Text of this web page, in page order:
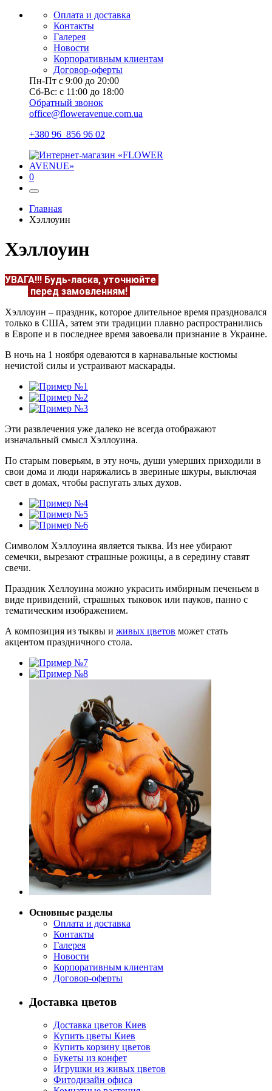
Оплата и доставка
Контакты
Галерея
Новости
Корпоративным клиентам
Договор-оферты
Пн-Пт с 9:00 до 20:00
Сб-Вс: с 11:00 до 18:00
Обратный звонок
office@floweravenue.com.ua
+380 96 856 96 02
0
Главная
Хэллоуин
Хэллоуин
УВАГА!!! Будь-ласка, уточнюйте
перед замовленням!
Хэллоуин – праздник, которое длительное время праздновался
только в США, затем эти традиции плавно распространились
в Европе и в последнее время завоевали признание в Украине.
В ночь на 1 ноября одеваются в карнавальные костюмы
нечистой силы и устраивают маскарады.
Эти развлечения уже далеко не всегда отображают
изначальный смысл Хэллоуина.
По старым поверьям, в эту ночь, души умерших приходили в
свои дома и люди наряжались в звериные шкуры, выключая
свет в домах, чтобы распугать злых духов.
Символом Хэллоуина является тыква. Из нее убирают
семечки, вырезают страшные рожицы, а в середину ставят
свечи.
Праздник Хеллоуина можно украсить имбирным печеньем в
виде привидений, страшных тыковок или пауков, панно с
тематическим изображением.
А композиция из тыквы и живых цветов может стать
акцентом праздничного стола.
Основные разделы
Оплата и доставка
Контакты
Галерея
Новости
Корпоративным клиентам
Договор-оферты
Доставка цветов
Доставка цветов Киев
Купить цветы Киев
Купить корзину цветов
Букеты из конфет
Игрушки из живых цветов
Фитодизайн офиса